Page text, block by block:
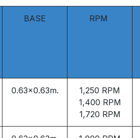
BASE RPM
0.63x0.63m.
1,250 RPM
1,400 RPM
1,720 RPM